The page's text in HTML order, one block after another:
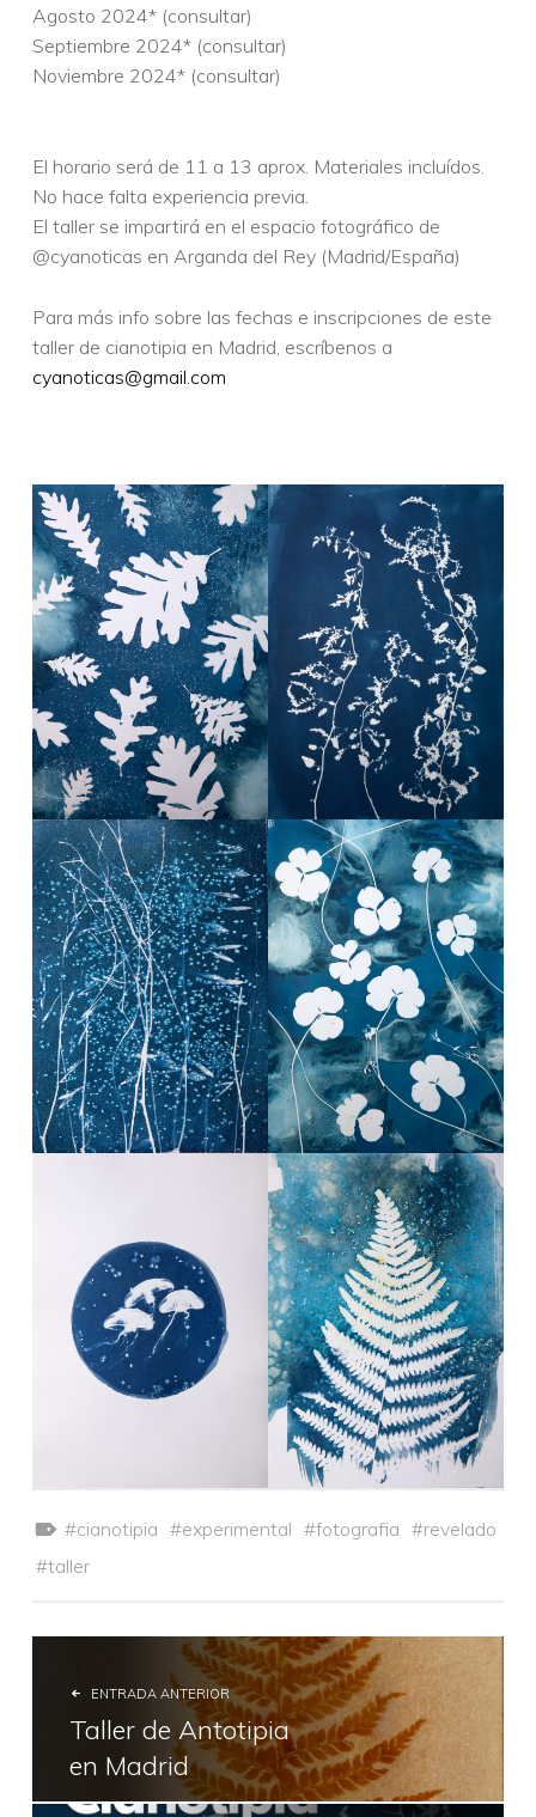
Agosto 2024* (consultar)
Septiembre 2024* (consultar)
Noviembre 2024* (consultar)
El horario será de 11 a 13 aprox. Materiales incluídos.
No hace falta experiencia previa.
El taller se impartirá en el espacio fotográfico de
@cyanoticas en Arganda del Rey (Madrid/España)
Para más info sobre las fechas e inscripciones de este
taller de cianotipia en Madrid, escríbenos a
cyanoticas@gmail.com
cianotipia experimental fotografia
revelado
taller
ENTRADA ANTERIOR
Taller de Antotipia
en Madrid